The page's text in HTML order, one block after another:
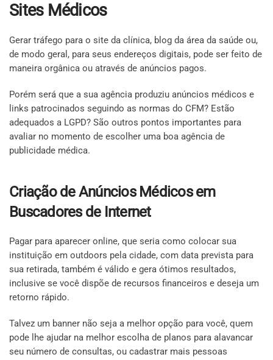
Sites Médicos
Gerar tráfego para o site da clínica, blog da área da saúde ou,
de modo geral, para seus endereços digitais, pode ser feito de
maneira orgânica ou através de anúncios pagos.
Porém será que a sua agência produziu anúncios médicos e
links patrocinados seguindo as normas do CFM? Estão
adequados a LGPD? São outros pontos importantes para
avaliar no momento de escolher uma boa agência de
publicidade médica.
Criação de Anúncios Médicos em
Buscadores de Internet
Pagar para aparecer online, que seria como colocar sua
instituição em outdoors pela cidade, com data prevista para
sua retirada, também é válido e gera ótimos resultados,
inclusive se você dispõe de recursos financeiros e deseja um
retorno rápido.
Talvez um banner não seja a melhor opção para você, quem
pode lhe ajudar na melhor escolha de planos para alavancar
seu número de consultas, ou cadastrar mais pessoas